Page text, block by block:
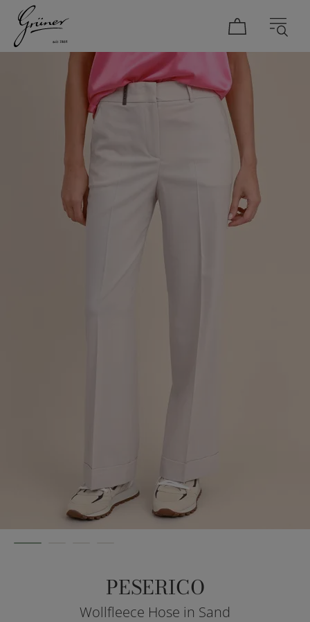
PESERICO
Wollfleece Hose in Sand
DAMEN HERREN